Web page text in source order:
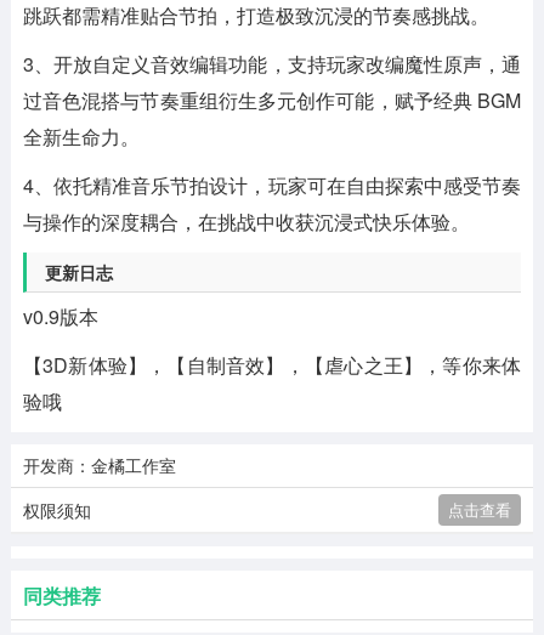
跳跃都需精准贴合节拍，打造极致沉浸的节奏感挑战。
3、开放自定义音效编辑功能，支持玩家改编魔性原声，通
过音色混搭与节奏重组衍生多元创作可能，赋予经典 BGM
全新生命力。
4、依托精准音乐节拍设计，玩家可在自由探索中感受节奏
与操作的深度耦合，在挑战中收获沉浸式快乐体验。
更新日志
v0.9版本
【3D新体验】，【自制音效】，【虐心之王】，等你来体
验哦
开发商：金橘工作室
权限须知
点击查看
同类推荐